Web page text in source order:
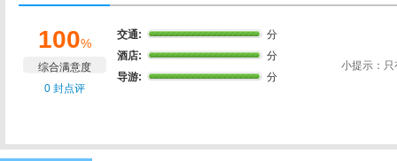
100%
综合满意度
0 封点评
交通:
分
酒店:
分
导游:
分
小提示：